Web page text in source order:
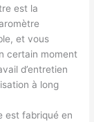
est la
et vous
certain moment
d’entretien
à long
est fabriqué en